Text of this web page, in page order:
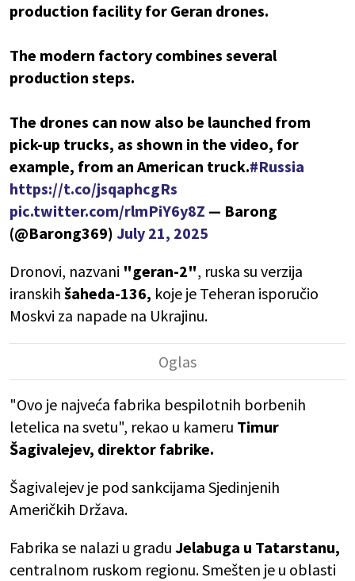
production facility for Geran drones.
The modern factory combines several
production steps.
The drones can now also be launched from
pick-up trucks, as shown in the video, for
example, from an American truck.#Russia
https://t.co/jsqaphcgRs
pic.twitter.com/rlmPiY6y8Z — Barong
(@Barong369) July 21, 2025
Dronovi, nazvani "geran-2", ruska su verzija
iranskih šaheda-136, koje je Teheran isporučio
Moskvi za napade na Ukrajinu.
"Ovo je najveća fabrika bespilotnih borbenih
letelica na svetu", rekao u kameru Timur
Šagivalejev, direktor fabrike.
Šagivalejev je pod sankcijama Sjedinjenih
Američkih Država.
Fabrika se nalazi u gradu Jelabuga u Tatarstanu,
centralnom ruskom regionu. Smešten je u oblasti